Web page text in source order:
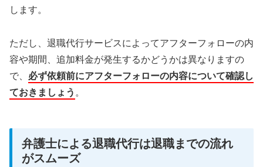
します。
ただし、退職代行サービスによってアフターフォローの内
容や期間、追加料金が発生するかどうかは異なりますの
で、 必ず依頼前にアフターフォローの内容について確認し
ておきましょう。
弁護士による退職代行は退職までの流れ
がスムーズ